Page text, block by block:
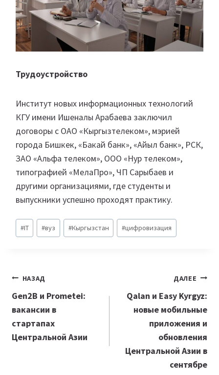
Трудоустройство
Институт новых информационных технологий
КГУ имени Ишеналы Арабаева заключил
договоры с ОАО «Кыргызтелеком», мэрией
города Бишкек, «Бакай банк», «Айыл банк», РСК,
ЗАО «Альфа телеком», ООО «Нур телеком»,
типографией «МелаПро», ЧП Сарыбаев и
другими организациями, где студенты и
выпускники успешно проходят практику.
Метки
записи:
#IT #вуз #Кыргызстан #цифровизация
Навигация
по
записям
НАЗАД
Gen2B и Prometei:
вакансии в
стартапах
Центральной Азии
ДАЛЕЕ
Qalan и Easy Kyrgyz:
новые мобильные
приложения и
обновления
Центральной Азии в
сентябре